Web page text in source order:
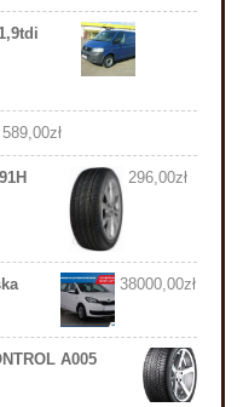
589,00zł
296,00zł
38000,00zł
A005